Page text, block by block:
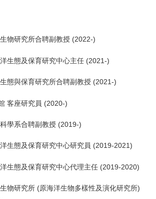
物研究所合聘副教授 (2022-)
生態及保育研究中心主任 (2021-)
態與保育研究所合聘副教授 (2021-)
客座研究員 (2020-)
學系合聘副教授 (2019-)
生態及保育研究中心研究員 (2019-2021)
生態及保育研究中心代理主任 (2019-2020)
物研究所 (原海洋生物多樣性及演化研究所)